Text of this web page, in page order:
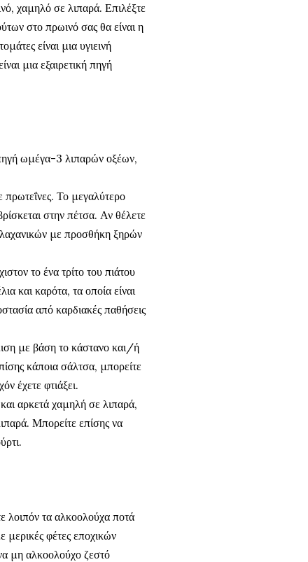
χαμηλό σε λιπαρά. Επιλέξτε
στο πρωινό σας θα είναι η
είναι μια υγιεινή
μια εξαιρετική πηγή
ωμέγα-3 λιπαρών οξέων,
Το μεγαλύτερο
στην πέτσα. Αν θέλετε
με προσθήκη ξηρών
το ένα τρίτο του πιάτου
και καρότα, τα οποία είναι
από καρδιακές παθήσεις
με βάση το κάστανο και/ή
κάποια σάλτσα, μπορείτε
έχετε φτιάξει.
αρκετά χαμηλή σε λιπαρά,
Μπορείτε επίσης να
λοιπόν τα αλκοολούχα ποτά
φέτες εποχικών
μη αλκοολούχο ζεστό